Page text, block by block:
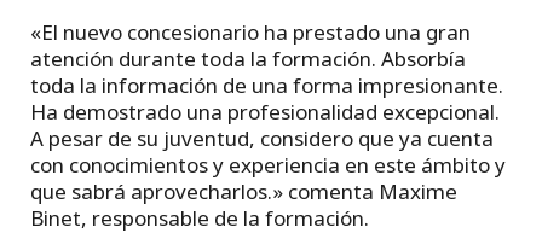
«El nuevo concesionario ha prestado una gran
atención durante toda la formación. Absorbía
toda la información de una forma impresionante.
Ha demostrado una profesionalidad excepcional.
A pesar de su juventud, considero que ya cuenta
con conocimientos y experiencia en este ámbito y
que sabrá aprovecharlos.» comenta Maxime
Binet, responsable de la formación.